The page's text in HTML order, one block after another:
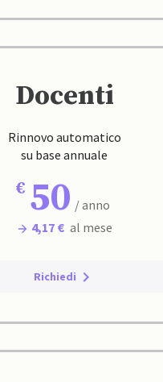
Docenti
Rinnovo automatico
su base annuale
50 / anno
4,17 € al mese
Richiedi